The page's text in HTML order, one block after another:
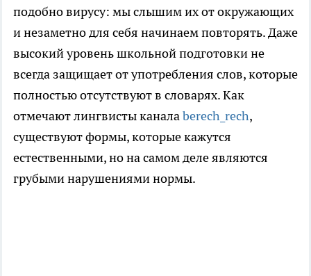
подобно вирусу: мы слышим их от окружающих
и незаметно для себя начинаем повторять. Даже
высокий уровень школьной подготовки не
всегда защищает от употребления слов, которые
полностью отсутствуют в словарях. Как
отмечают лингвисты каналаberech_rech,
существуют формы, которые кажутся
естественными, но на самом деле являются
грубыми нарушениями нормы.